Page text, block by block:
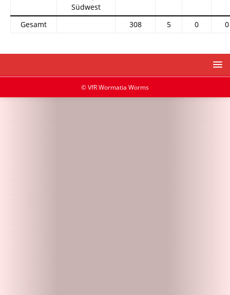
Südwest
Gesamt 308 5 0 0
© VfR Wormatia Worms